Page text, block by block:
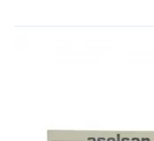
6698 sayılı Kişisel